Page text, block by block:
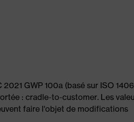
GWP 100a (basé sur ISO
: cradle-to-customer. Les
faire l'objet de modifications